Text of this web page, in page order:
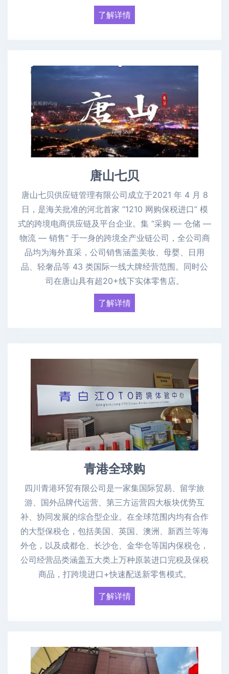
了解详情
唐山七贝
唐山七贝供应链管理有限公司成立于2021 年 4 月 8
日，是海关批准的河北首家 “1210 网购保税进口” 模
式的跨境电商供应链及平台企业。集 “采购 — 仓储 —
物流 — 销售” 于一身的跨境全产业链公司，全公司商
品均为海外直采，公司销售涵盖美妆、母婴、日用
品、轻奢品等 43 类国际一线大牌经营范围。同时公
司在唐山具有超20+线下实体零售店。
了解详情
青港全球购
四川青港环贸有限公司是一家集国际贸易、留学旅
游、国外品牌代运营、第三方运营四大板块优势互
补、协同发展的综合型企业。在全球范围内均有合作
的大型保税仓，包括美国、英国、澳洲、新西兰等海
外仓，以及成都仓、长沙仓、金华仓等国内保税仓，
公司经营品类涵盖五大类上万种原装进口完税及保税
商品，打跨境进口+快速配送新零售模式。
了解详情